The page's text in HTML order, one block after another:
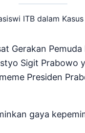
Gerakan
Sigit Prabowo
Presiden
gaya